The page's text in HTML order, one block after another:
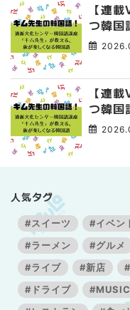
【連
つ韓
4】
【連
つ韓
3】
人気タグ
#スイーツ #イベン
#ラーメン
#グルメ
#ライブ
#新店
#ドライブ
#MUSIC